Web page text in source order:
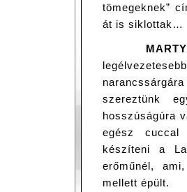
tömegeknek”
át is siklottak…
szereztünk
hosszúságúra
egész cuccal
készíteni a
erőműnél,
mellett épült.